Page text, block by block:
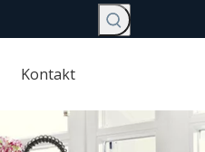
Kontakt